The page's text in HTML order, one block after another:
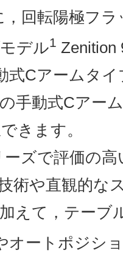
，回転陽極フ
デル1 Zenition
式Cアームタ
手動式Cアー
きます。
ズで評価の
術や直観的な
えて，テーブ
オートポジシ